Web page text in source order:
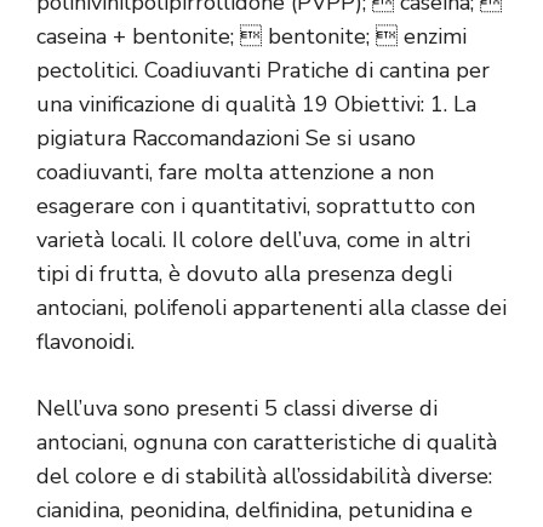
caseina + bentonite;  bentonite;  enzimi
pectolitici. Coadiuvanti Pratiche di cantina per
una vinificazione di qualità 19 Obiettivi: 1. La
pigiatura Raccomandazioni Se si usano
coadiuvanti, fare molta attenzione a non
esagerare con i quantitativi, soprattutto con
varietà locali. Il colore dell’uva, come in altri
tipi di frutta, è dovuto alla presenza degli
antociani, polifenoli appartenenti alla classe dei
flavonoidi.
Nell’uva sono presenti 5 classi diverse di
antociani, ognuna con caratteristiche di qualità
del colore e di stabilità all’ossidabilità diverse:
cianidina, peonidina, delfinidina, petunidina e